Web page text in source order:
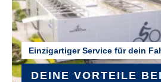
Einzigartiger Service für dein
DEINE VORTEILE